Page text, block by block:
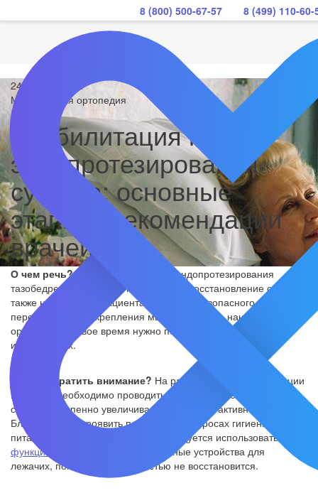
8 (800) 500-67-57 8 (499) 110-60-
24 января 2024
Медицинская ортопедия
Реабилитация после
эндопротезирования
сустава: основные
этапы и рекомендации
врачей
О чем речь?Реабилитация после эндопротезирования
тазобедренного сустава нацелена на восстановление сил, а
также на обучение пациента правилам безопасного
передвижения и укрепления мышц. Чтобы не нанести вред
организму, первое время нужно передвигаться на ходунках
или костылях.
На что обратить внимание? На раннем этапе реабилитации
пациенту необходимо проводить больше времени лежа на
спине, постепенно увеличивая физическую активность.
Близким стоит проявить поддержку в вопросах гигиены,
питания и досуга больного. Рекомендуется использовать
функциональные кровати
и туалетные устройства для
лежачих, пока пациент полностью не восстановится.